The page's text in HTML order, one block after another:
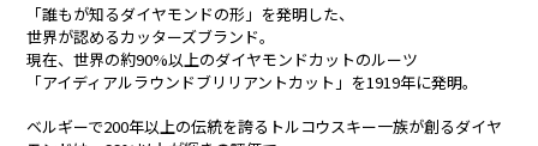
「誰もが知るダイヤモンドの形」を発明した、
世界が認めるカッターズブランド。
現在、世界の約90%以上のダイヤモンドカットのルーツ
「アイディアルラウンドブリリアントカット」を1919年に発明。
ベルギーで200年以上の伝統を誇るトルコウスキー一族が創るダイヤ